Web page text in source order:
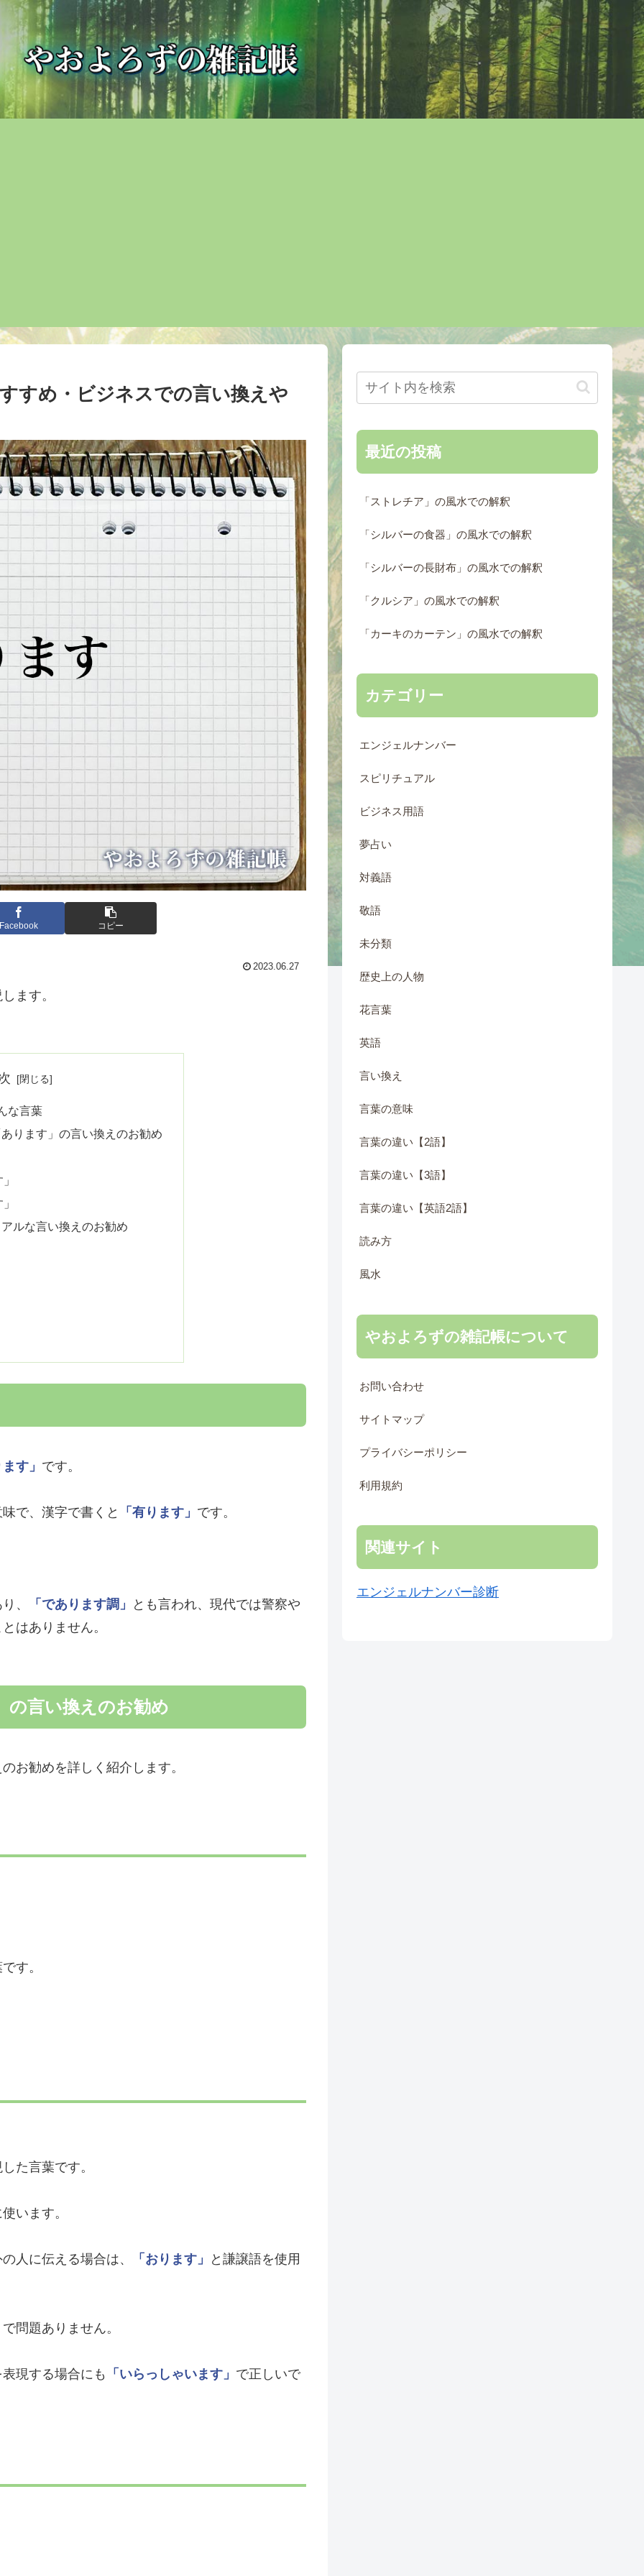
すめ・ビジネスでの言い換えや
Facebook コピー
2023.06.27
ます。
な言葉
ります」の言い換えのお勧め
ルな言い換えのお勧め
す」 です。
で、漢字で書くと 「有ります」 です。
、 「であります調」
とも言われ、現代では警察や
はありません。
の言い換えのお勧め
お勧めを詳しく紹介します。
す。
た言葉です。
います。
人に伝える場合は、 「おります」 と謙譲語を使用
で問題ありません。
現する場合にも 「いらっしゃいます」 で正しいで
最近の投稿
「ストレチア」の風水での解釈
「シルバーの食器」の風水での解釈
「シルバーの長財布」の風水での解釈
「クルシア」の風水での解釈
「カーキのカーテン」の風水での解釈
カテゴリー
エンジェルナンバー
スピリチュアル
ビジネス用語
夢占い
対義語
敬語
未分類
歴史上の人物
花言葉
英語
言い換え
言葉の意味
言葉の違い【2語】
言葉の違い【3語】
言葉の違い【英語2語】
読み方
風水
やおよろずの雑記帳について
お問い合わせ
サイトマップ
プライバシーポリシー
利用規約
関連サイト
エンジェルナンバー診断